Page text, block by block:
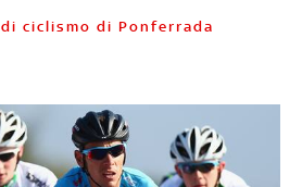
ciclismo di Ponferrada